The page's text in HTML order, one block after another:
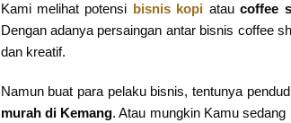
Kami melihat potensi bisnis kopi ataucoffee
Dengan adanya persaingan antar bisnis coffee
dan kreatif.
Namun buat para pelaku bisnis, tentunya
murah di Kemang. Atau mungkin Kamu sedang